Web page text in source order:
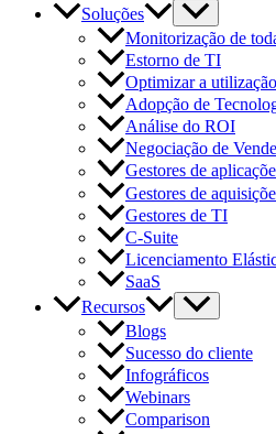
Soluções
Monitorização de
Estorno de TI
Optimizar a
Adopção de
Análise do ROI
Negociação de
Gestores de
Gestores de
Gestores de TI
C-Suite
Licenciamento
SaaS
Recursos
Blogs
Sucesso do cliente
Infográficos
Webinars
Comparison